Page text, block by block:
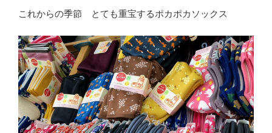
これからの季節 とても重宝するポカポカソックス